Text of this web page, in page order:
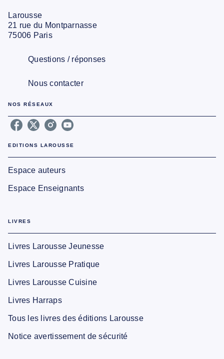
Larousse
21 rue du Montparnasse
75006 Paris
Questions / réponses
Nous contacter
NOS RÉSEAUX
EDITIONS LAROUSSE
Espace auteurs
Espace Enseignants
LIVRES
Livres Larousse Jeunesse
Livres Larousse Pratique
Livres Larousse Cuisine
Livres Harraps
Tous les livres des éditions Larousse
Notice avertissement de sécurité